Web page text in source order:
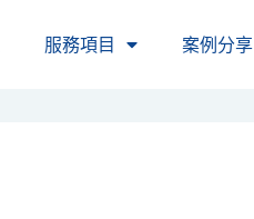
服務項目 案例分享